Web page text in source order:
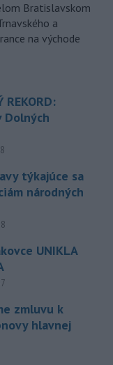
Bratislavskom
a
na východe
REKORD:
Dolných
týkajúce sa
národných
UNIKLA
zmluvu k
hlavnej